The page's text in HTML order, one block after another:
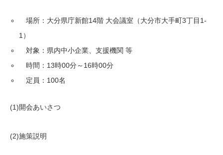
場所：大分県庁新館14階 大会議室（大分市大手町3丁目1-
1）
対象：県内中小企業、支援機関 等
時間：13時00分～16時00分
定員：100名
(1)開会あいさつ
(2)施策説明